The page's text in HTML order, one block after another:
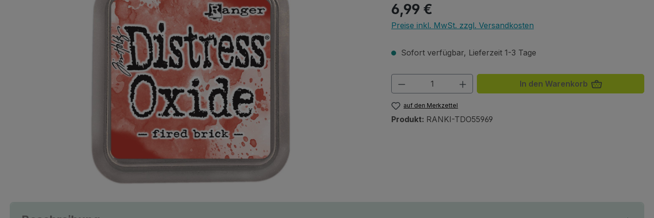
Regulärer Preis:
6,99 €
Preise inkl. MwSt. zzgl. Versandkosten
Sofort verfügbar, Lieferzeit 1-3 Tage
Produkt Anzahl: Gib den gewünschten Wert
In den Warenkorb
auf den Merkzettel
Produkt: RANKI-TDO55969